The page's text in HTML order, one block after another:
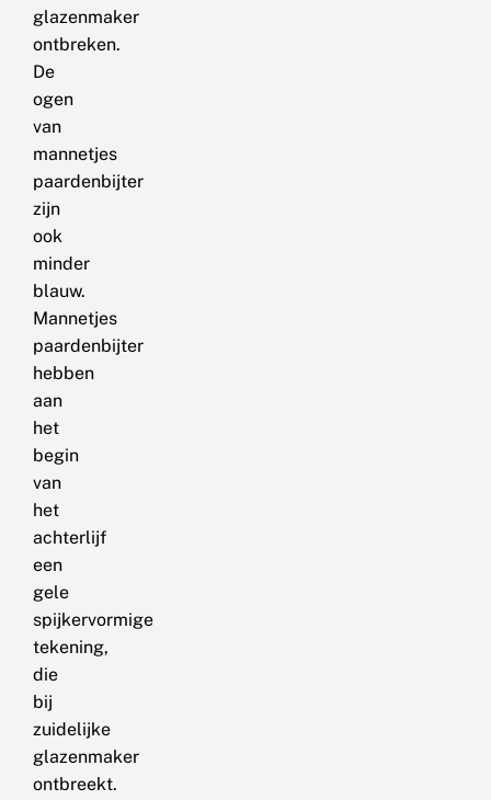
glazenmaker
ontbreken.
De
ogen
van
mannetjes
paardenbijter
zijn
ook
minder
blauw.
Mannetjes
paardenbijter
hebben
aan
het
begin
van
het
achterlijf
een
gele
spijkervormige
tekening,
die
bij
zuidelijke
glazenmaker
ontbreekt.